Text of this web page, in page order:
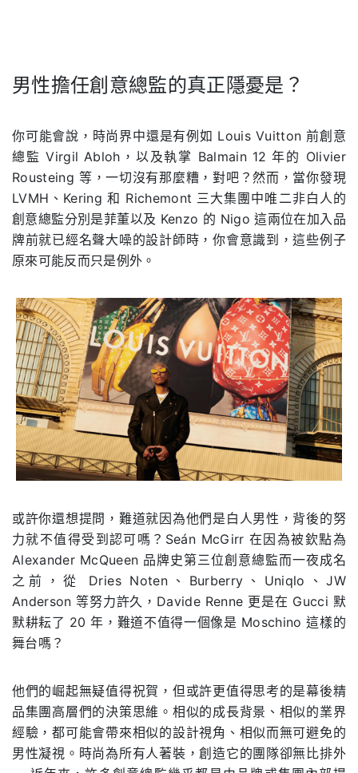
男性擔任創意總監的真正隱憂是？
你可能會說，時尚界中還是有例如 Louis Vuitton 前創意
總監 Virgil Abloh，以及執掌 Balmain 12 年的 Olivier
Rousteing 等，一切沒有那麼糟，對吧？然而，當你發現
LVMH、Kering 和 Richemont 三大集團中唯二非白人的
創意總監分別是菲董以及 Kenzo 的 Nigo 這兩位在加入品
牌前就已經名聲大噪的設計師時，你會意識到，這些例子
原來可能反而只是例外。
或許你還想提問，難道就因為他們是白人男性，背後的努
力就不值得受到認可嗎？Seán McGirr 在因為被欽點為
Alexander McQueen 品牌史第三位創意總監而一夜成名
之前，從 Dries Noten、Burberry、Uniqlo、JW
Anderson 等努力許久，Davide Renne 更是在 Gucci 默
默耕耘了 20 年，難道不值得一個像是 Moschino 這樣的
舞台嗎？
他們的崛起無疑值得祝賀，但或許更值得思考的是幕後精
品集團高層們的決策思維。相似的成長背景、相似的業界
經驗，都可能會帶來相似的設計視角、相似而無可避免的
男性凝視。時尚為所有人著裝，創造它的團隊卻無比排外